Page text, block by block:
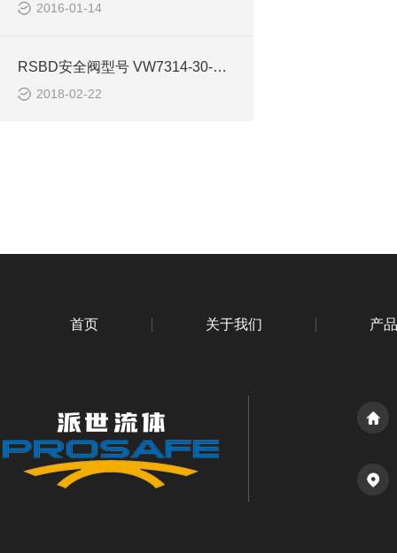
2016-01-14
RSBD安全阀型号 VW7314-30-A-M/PTX2-1
2018-02-22
首页 关于我们 产